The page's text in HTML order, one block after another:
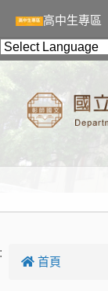
高中生專區
首頁